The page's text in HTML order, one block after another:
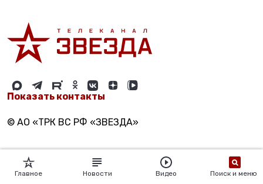
Показать контакты
© АО «ТРК ВС РФ «ЗВЕЗДА»
Главное Новости Видео Поиск и меню